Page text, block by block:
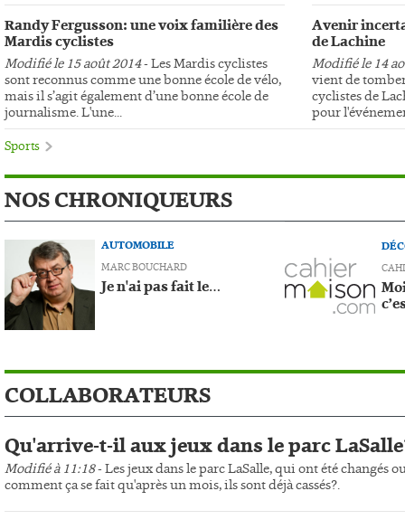
Randy Fergusson: une voix familière des
Mardis cyclistes
Modifié le 15 août 2014- Les Mardis cyclistes
sont reconnus comme une bonne école de vélo,
mais il s’agit également d’une bonne école de
journalisme. L'une...
Avenir
de Lachine
Modifié le 14
vient de
cyclistes de
pour
Sports
NOS CHRONIQUEURS
AUTOMOBILE
MARC BOUCHARD
Je n'ai pas fait le…
COLLABORATEURS
Qu'arrive-t-il aux jeux dans le parc
Modifié à 11:18- Les jeux dans le parc LaSalle, qui ont été changés
comment ça se fait qu'après un mois, ils sont déjà cassés?.